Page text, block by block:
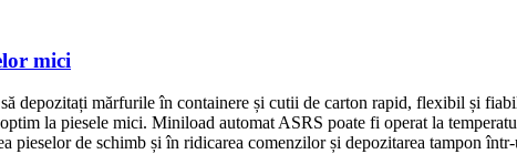
mici
depozitați mărfurile în containere și cutii de carton rapid, flexibil și
la piesele mici. Miniload automat ASRS poate fi operat la
de schimb și în ridicarea comenzilor și depozitarea tampon